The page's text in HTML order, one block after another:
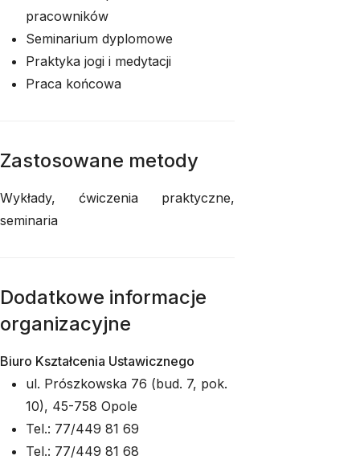
pracowników
Seminarium dyplomowe
Praktyka jogi i medytacji
Praca końcowa
Zastosowane metody
Wykłady, ćwiczenia praktyczne,
seminaria
Dodatkowe informacje
organizacyjne
Biuro Kształcenia Ustawicznego
ul. Prószkowska 76 (bud. 7, pok.
10), 45-758 Opole
Tel.: 77/449 81 69
Tel.: 77/449 81 68